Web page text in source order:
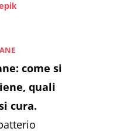
come si
quali
cura.